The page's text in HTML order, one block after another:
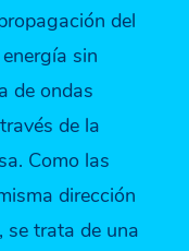
del
sin
de ondas
de la
Como las
dirección
se trata de una